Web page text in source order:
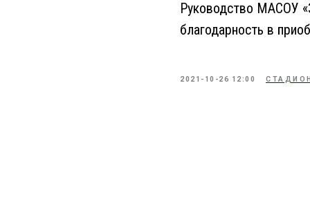
Руководство МАСОУ
благодарность в
2021-10-26 12:00